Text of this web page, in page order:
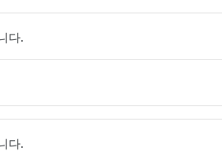
다.
다.